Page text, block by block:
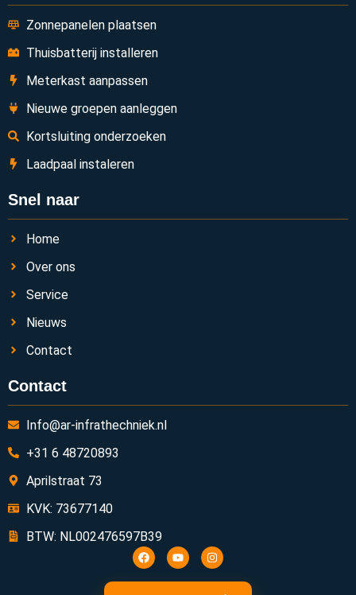
Zonnepanelen plaatsen
Thuisbatterij installeren
Meterkast aanpassen
Nieuwe groepen aanleggen
Kortsluiting onderzoeken
Laadpaal instaleren
Snel naar
Home
Over ons
Service
Nieuws
Contact
Contact
Info@ar-infrathechniek.nl
+31 6 48720893
Aprilstraat 73
KVK: 73677140
BTW: NL002476597B39